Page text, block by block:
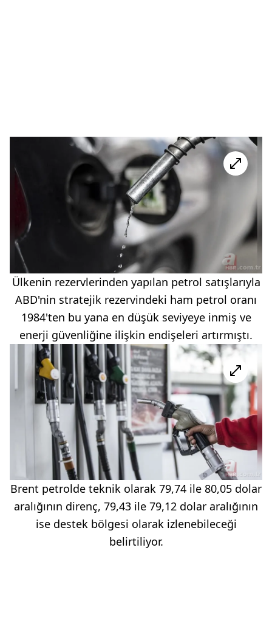
Ülkenin rezervlerinden yapılan petrol satışlarıyla
ABD'nin stratejik rezervindeki ham petrol oranı
1984'ten bu yana en düşük seviyeye inmiş ve
enerji güvenliğine ilişkin endişeleri artırmıştı.
Brent petrolde teknik olarak 79,74 ile 80,05 dolar
aralığının direnç, 79,43 ile 79,12 dolar aralığının
ise destek bölgesi olarak izlenebileceği
belirtiliyor.